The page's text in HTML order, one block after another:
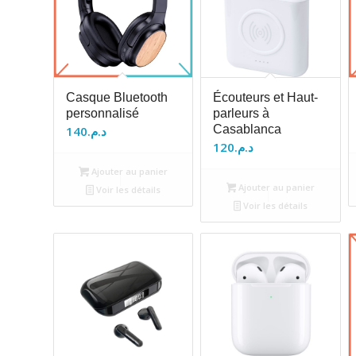
Casque Bluetooth
personnalisé
د.م.140
Ajouter au panier
Voir les détails
Écouteurs et Haut-
parleurs à
Casablanca
د.م.120
Ajouter au panier
Voir les détails